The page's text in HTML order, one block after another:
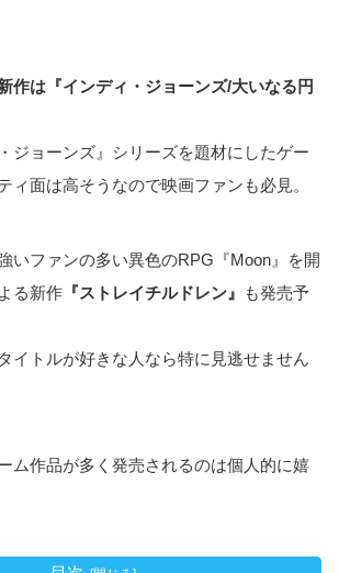
作は『インディ・ジョーンズ/大いなる円
ジョーンズ』シリーズを題材にしたゲー
ィ面は高そうなので映画ファンも必見。
いファンの多い異色のRPG『Moon』を開
る新作 『ストレイチルドレン』
も発売予
イトルが好きな人なら特に見逃せません
ム作品が多く発売されるのは個人的に嬉